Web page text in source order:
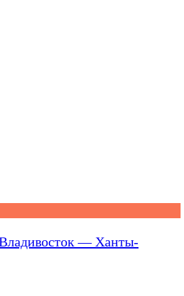
— Ханты-